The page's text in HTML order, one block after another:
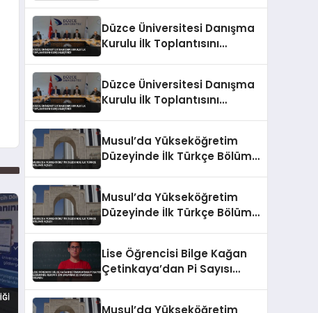
Düzce Üniversitesi Danışma
Kurulu İlk Toplantısını
Düzce Üniversitesi Danışma
Kurulu İlk Toplantısını
Musul’da Yükseköğretim
Düzeyinde İlk Türkçe Bölümü
Musul’da Yükseköğretim
Düzeyinde İlk Türkçe Bölümü
Lise Öğrencisi Bilge Kağan
Çetinkaya’dan Pi Sayısı
Musul’da Yükseköğretim